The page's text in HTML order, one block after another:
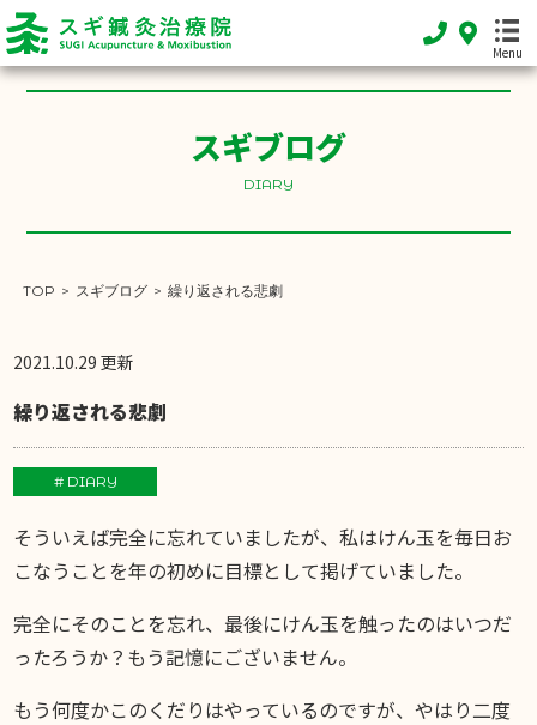
Menu
ホーム
HOME
FEATURE
スギブログ
DIARY
スギブログ
DIARY
TOP > スギブログ > 繰り返される悲劇
2021.10.29 更新
繰り返される悲劇
# DIARY
そういえば完全に忘れていましたが、私はけん玉を毎日お
こなうことを年の初めに目標として掲げていました。
完全にそのことを忘れ、最後にけん玉を触ったのはいつだ
ったろうか？もう記憶にございません。
もう何度かこのくだりはやっているのですが、やはり二度